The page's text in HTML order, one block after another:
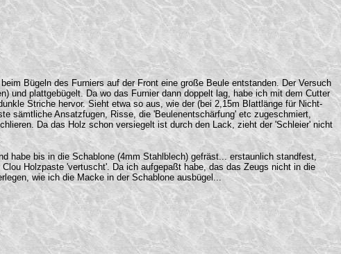
Bügeln des Furniers auf der Front eine große Beule entstanden. Der Versuch
und plattgebügelt. Da wo das Furnier dann doppelt lag, habe ich mit dem Cutter
Striche hervor. Sieht etwa so aus, wie der (bei 2,15m Blattlänge für Nicht-
sämtliche Ansatzfugen, Risse, die 'Beulenentschärfung' etc zugeschmiert,
Da das Holz schon versiegelt ist durch den Lack, zieht der 'Schleier' nicht
habe bis in die Schablone (4mm Stahlblech) gefräst... erstaunlich standfest,
Holzpaste 'vertuscht'. Da ich aufgepaßt habe, das das Zeugs nicht in die
wie ich die Macke in der Schablone ausbügel...